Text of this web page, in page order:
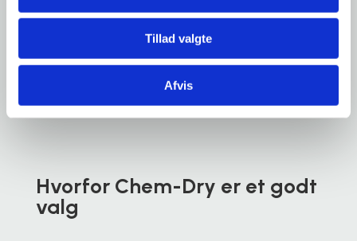
Tillad valgte
Afvis
TÆPPERENS ?
Hvorfor Chem-Dry er et godt
valg